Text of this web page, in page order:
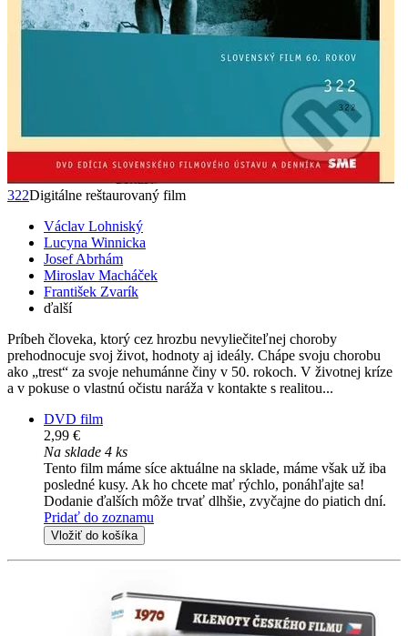
322Digitálne reštaurovaný film
Václav Lohniský
Lucyna Winnicka
Josef Abrhám
Miroslav Macháček
František Zvarík
ďalší
Príbeh človeka, ktorý cez hrozbu nevyliečiteľnej choroby
prehodnocuje svoj život, hodnoty aj ideály. Chápe svoju chorobu
ako „trest“ za svoje nehumánne činy v 50. rokoch. V životnej kríze
a v pokuse o vlastnú očistu naráža v kontakte s realitou...
DVD film
2,99 €
Na sklade 4 ks
Tento film máme síce aktuálne na sklade, máme však už iba
posledné kusy. Ak ho chcete mať rýchlo, ponáhľajte sa!
Dodanie ďalších môže trvať dlhšie, zvyčajne do piatich dní.
Pridať do zoznamu
Vložiť do košíka